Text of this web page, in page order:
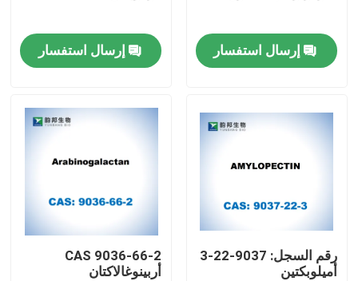
مسكن
منتجات
معلومات عنا
مراقبة الجودة
إرسال استفسار إرسال استفسار
رقم السجل: 9037-22-3
أميلوبكتين
CAS 9036-66-2
أربينوغالاكتان